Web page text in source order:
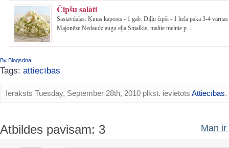
Čipšu salāti
Sastāvdaļas: Ķīnas kāposts - 1 gab. Diļļu čipši - 1 lielā paka 3-4
Majonēze Nedaudz augu eļļa Smalkie, maltie melnie p ...
By Blogsdna
Tags: attiecības
Ieraksts Tuesday, September 28th, 2010 plkst. ievietots Attiecības.
Atbildes pavisam: 3 Man ir